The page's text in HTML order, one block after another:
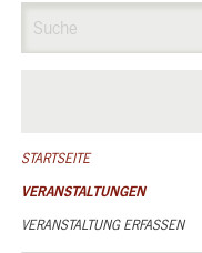
ÜBER UNS
STARTSEITE
VERANSTALTUNGEN
VERANSTALTUNG ERFASSEN